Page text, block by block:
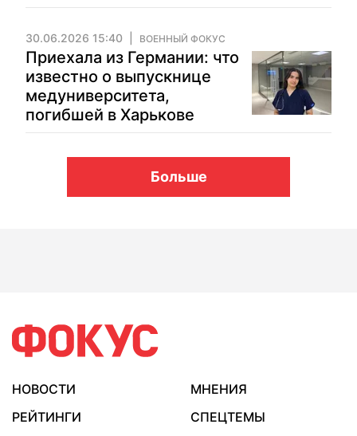
30.06.2026 15:40 ВОЕННЫЙ ФОКУС
Приехала из Германии: что
известно о выпускнице
медуниверситета,
погибшей в Харькове
Больше
НОВОСТИ
МНЕНИЯ
РЕЙТИНГИ
СПЕЦТЕМЫ